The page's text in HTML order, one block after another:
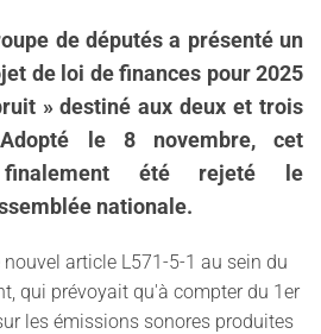
de députés a présenté un
de loi de finances pour 2025
» destiné aux deux et trois
le 8 novembre, cet
été rejeté le
nationale.
article L571-5-1 au sein du
qui prévoyait qu'à compter du 1er
les émissions sonores produites